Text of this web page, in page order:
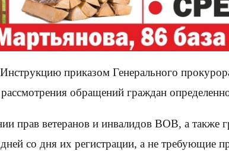
приказом Генерального
обращений граждан
прав ветеранов и инвалидов ВОВ, а также
со дня их регистрации, а не